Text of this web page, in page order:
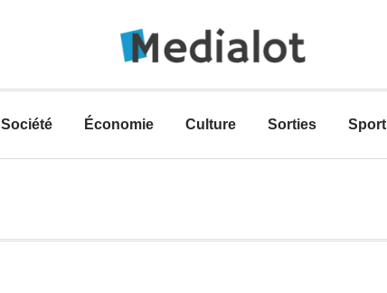
Société Économie Culture Sorties Sport